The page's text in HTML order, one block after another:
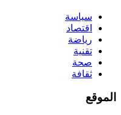
سياسة
اقتصاد
رياضة
تقنية
صحة
ثقافة
الموقع